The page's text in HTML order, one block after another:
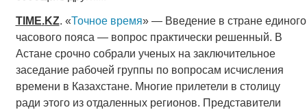
TIME.KZ. «Точное время» — Введение в стране единого
часового пояса — вопрос практически решенный. В
Астане срочно собрали ученых на заключительное
заседание рабочей группы по вопросам исчисления
времени в Казахстане. Многие прилетели в столицу
ради этого из отдаленных регионов. Представители